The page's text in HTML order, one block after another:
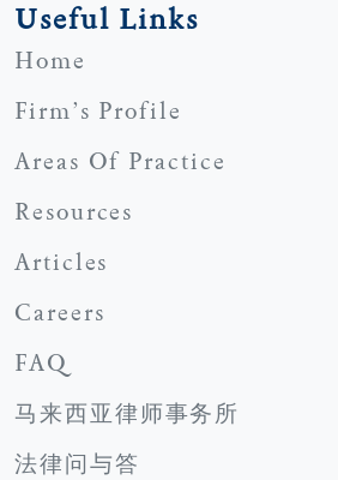
Useful Links
Home
Firm’s Profile
Areas Of Practice
Resources
Articles
Careers
FAQ
马来西亚律师事务所
法律问与答